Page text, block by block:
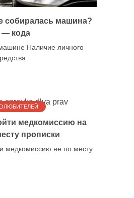
собиралась машина?
— кода
Наличие личного
медкомиссию на
прописки
медкомиссию не по месту